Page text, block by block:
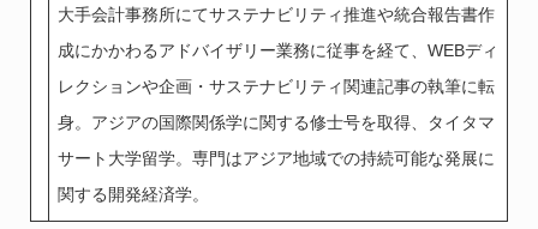
大手会計事務所にてサステナビリティ推進や統合報告書作
成にかかわるアドバイザリー業務に従事を経て、WEBディ
レクションや企画・サステナビリティ関連記事の執筆に転
身。アジアの国際関係学に関する修士号を取得、タイタマ
サート大学留学。専門はアジア地域での持続可能な発展に
関する開発経済学。